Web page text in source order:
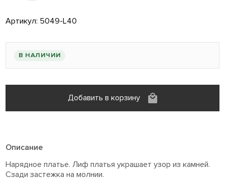
Артикул: 5049-L40
В НАЛИЧИИ
Добавить в корзину
Описание
Нарядное платье. Лиф платья украшает узор из камней.
Сзади застежка на молнии.